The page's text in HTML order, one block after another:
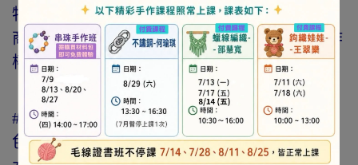
特價品、客訂商品、毛線、緞帶、繩線、零碼
商品、工具、消耗性商品(如膠類…等)，與著作
權商品(如書籍…等)，恕不接受退換貨。
#水消筆 #氣消筆 #記號筆 #水洗筆 #消失筆 #消
色筆 #水性消失筆 #記號消失筆 #水洗記號筆 #